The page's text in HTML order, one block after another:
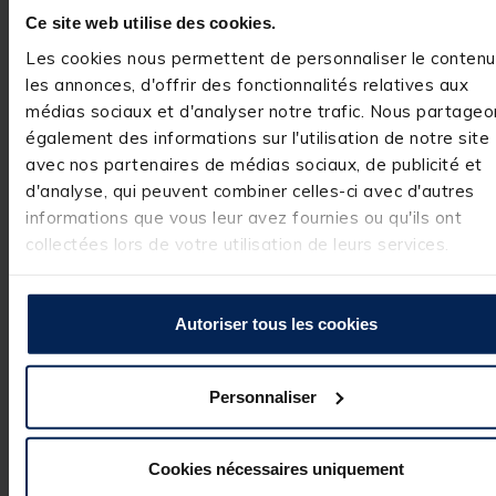
Ce site web utilise des cookies.
Les cookies nous permettent de personnaliser le
les annonces, d'offrir des fonctionnalités relatives aux
médias sociaux et d'analyser notre trafic. Nous
également des informations sur l'utilisation de notre site
avec nos partenaires de médias sociaux, de publicité et
d'analyse, qui peuvent combiner celles-ci avec d'autres
informations que vous leur avez fournies ou qu'ils ont
collectées lors de votre utilisation de leurs services.
Autoriser tous les cookies
Personnaliser
Cookies nécessaires uniquement
L’équipe Pacific
Pêche
Avis vérifié
Content
Avis du 20/01/2025
expérience du19/12/2024
Utile(0)
Réponse de
bonjour,
Nous vous